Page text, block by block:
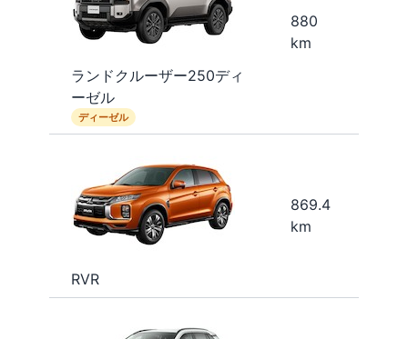
ランドクルーザー250ディ
ーゼル
ディーゼル
880
km
RVR
869.4
km